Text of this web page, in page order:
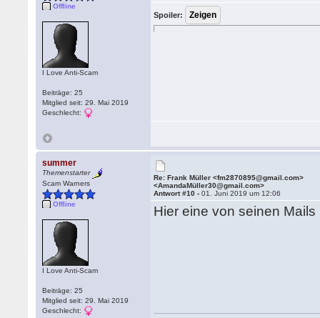
Offline
I Love Anti-Scam
Beiträge: 25
Mitglied seit: 29. Mai 2019
Geschlecht:
Spoiler:
summer
Themenstarter
Scam Warners
Offline
I Love Anti-Scam
Beiträge: 25
Mitglied seit: 29. Mai 2019
Geschlecht:
Re: Frank Müller <fm2870895@gmail.com>
<AmandaMüller30@gmail.com>
Antwort #10 -01. Juni 2019 um 12:06
Hier eine von seinen Mails